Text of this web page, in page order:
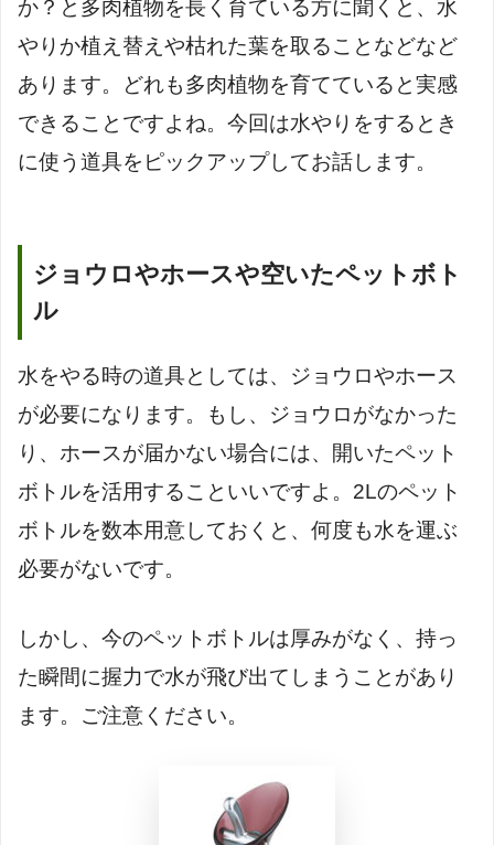
か？と多肉植物を長く育ている方に聞くと、水
やりか植え替えや枯れた葉を取ることなどなど
あります。どれも多肉植物を育てていると実感
できることですよね。今回は水やりをするとき
に使う道具をピックアップしてお話します。
ジョウロやホースや空いたペットボト
ル
水をやる時の道具としては、ジョウロやホース
が必要になります。もし、ジョウロがなかった
り、ホースが届かない場合には、開いたペット
ボトルを活用することいいですよ。2Lのペット
ボトルを数本用意しておくと、何度も水を運ぶ
必要がないです。
しかし、今のペットボトルは厚みがなく、持っ
た瞬間に握力で水が飛び出てしまうことがあり
ます。ご注意ください。